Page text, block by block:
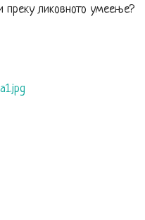
ликовното умеење?